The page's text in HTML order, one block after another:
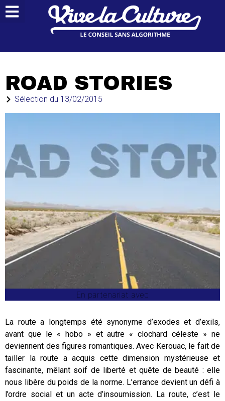
ROAD STORIES
Sélection du 13/02/2015
En partenariat avec
La route a longtemps été synonyme d’exodes et d’exils,
avant que le « hobo » et autre « clochard céleste » ne
deviennent des figures romantiques. Avec Kerouac, le fait de
tailler la route a acquis cette dimension mystérieuse et
fascinante, mêlant soif de liberté et quête de beauté : elle
nous libère du poids de la norme. L’errance devient un défi à
l’ordre social et un acte d’insoumission. La route, c’est le